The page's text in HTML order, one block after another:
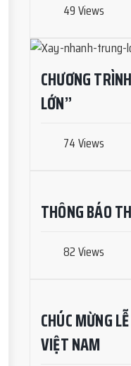
49 Views
CHƯƠNG
LỚN”
74 Views
THÔNG BÁO
82 Views
CHÚC MỪNG
VIỆT NAM